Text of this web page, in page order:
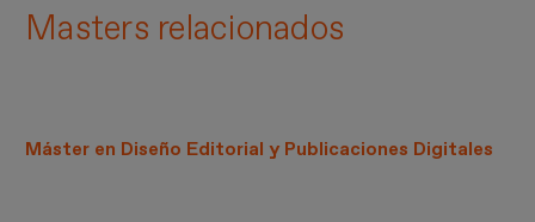
Masters relacionados
Máster en Diseño Editorial y Publicaciones Digitales